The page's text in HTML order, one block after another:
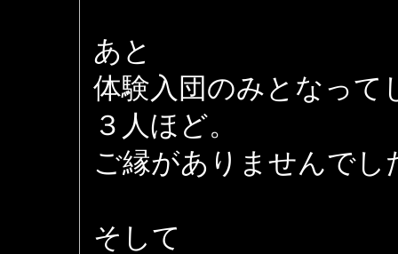
あと
体験入団のみとなって
３人ほど。
ご縁がありませんでし
そして